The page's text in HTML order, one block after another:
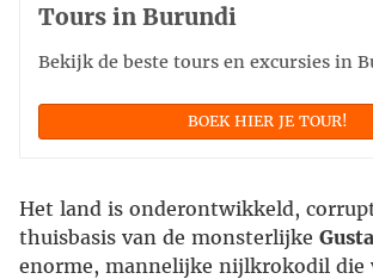
Tours in Burundi
Bekijk de beste tours en excursies in
BOEK HIER JE TOUR!
Het land is onderontwikkeld,
thuisbasis van de monsterlijke
enorme, mannelijke nijlkrokodil die